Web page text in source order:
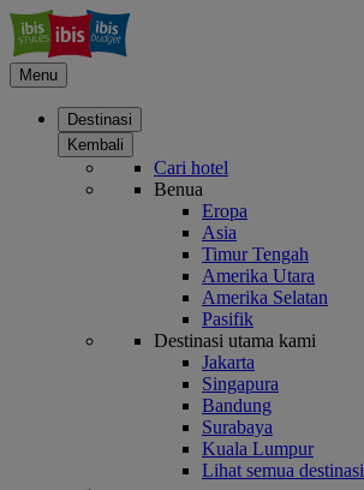
Menu
Destinasi
Kembali
Cari hotel
Benua
Eropa
Asia
Timur Tengah
Amerika Utara
Amerika Selatan
Pasifik
Destinasi utama kami
Jakarta
Singapura
Bandung
Surabaya
Kuala Lumpur
Lihat semua destinasi